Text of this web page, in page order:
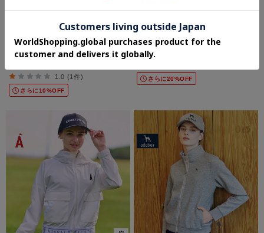
EVEN 1月号掲載商品【ADABAT
ト
1.0 (1件)
さらに10%OFF
【ADABAT NAVY】タータンチェック中
¥24,640
30%OFF
さらに20%OFF